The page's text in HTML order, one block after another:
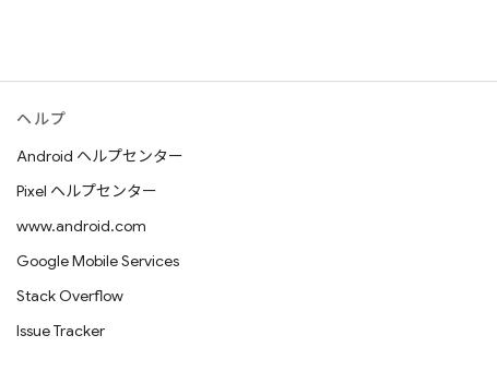
ヘルプ
Android ヘルプセンター
Pixel ヘルプセンター
www.android.com
Google Mobile Services
Stack Overflow
Issue Tracker